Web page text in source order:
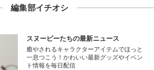
編集部イチオシ
スヌーピーたちの最新ニュース
癒やされるキャラクターアイテムでほっと
一息つこう！かわいい最新グッズやイベン
ト情報を毎日配信